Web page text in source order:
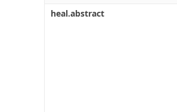
heal.abstract